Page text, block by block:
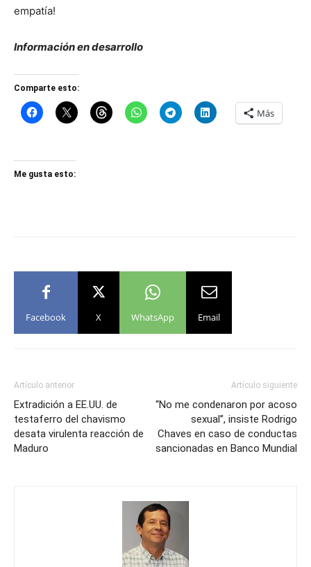
empatía!
Información en desarrollo
Comparte esto:
Más
Me gusta esto:
Facebook X WhatsApp Email
Artículo anterior
Extradición a EE.UU. de
testaferro del chavismo
desata virulenta reacción de
Maduro
Artículo siguiente
“No me condenaron por acoso
sexual”, insiste Rodrigo
Chaves en caso de conductas
sancionadas en Banco Mundial